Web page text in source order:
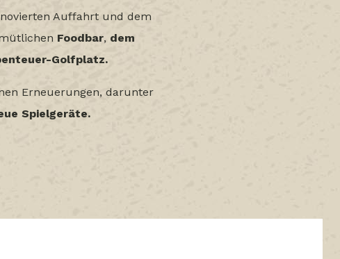
Auffahrt und dem
Foodbar, dem
Golfplatz.
Erneuerungen, darunter
Spielgeräte.